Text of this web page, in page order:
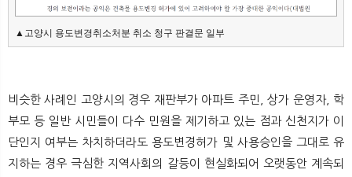
▲고양시 용도변경취소처분 취소 청구 판결문 일부
비슷한 사례인 고양시의 경우 재판부가 아파트 주민, 상가 운영자, 학
부모 등 일반 시민들이 다수 민원을 제기하고 있는 점과 신천지가 이
단인지 여부는 차치하더라도 용도변경허가 및 사용승인을 그대로 유
지하는 경우 극심한 지역사회의 갈등이 현실화되어 오랫동안 계속되